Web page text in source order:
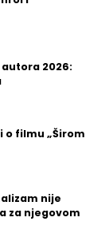
2026:
o filmu „Širom
nije
za njegovom